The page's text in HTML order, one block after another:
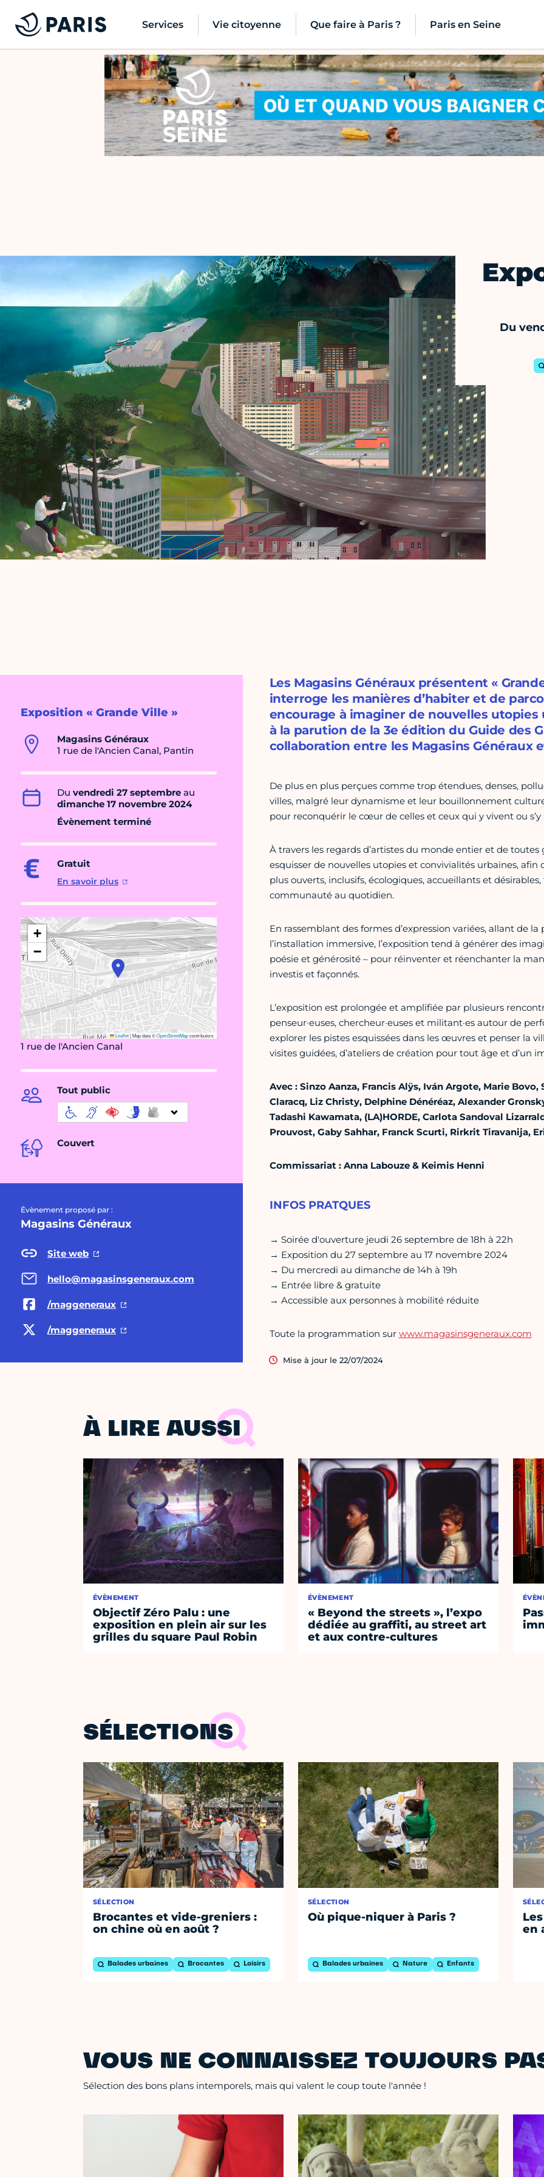
Services Vie citoyenne Que faire à Paris ? Paris en Seine
Du
Exposition « Grande Ville »
Magasins Généraux
1 rue de l'Ancien Canal, Pantin
Du vendredi 27 septembre au
dimanche 17 novembre 2024
Évènement terminé
Gratuit
En savoir plus
+
−
Leaflet|Map data ©OpenStreetMapcontributors
1 rue de l'Ancien Canal
Tout public
Couvert
Évènement proposé par :
Magasins Généraux
Site web
hello@magasinsgeneraux.com
/maggeneraux
/maggeneraux
Les Magasins Généraux présentent «
interroge les manières d’habiter et de
encourage à imaginer de nouvelles
à la parution de la 3e édition du Guide des
collaboration entre les Magasins Généraux
De plus en plus perçues comme trop étendues, denses,
villes, malgré leur dynamisme et leur bouillonnement
pour reconquérir le cœur de celles et ceux qui y vivent ou
À travers les regards d’artistes du monde entier et de toutes
esquisser de nouvelles utopies et convivialités urbaines, afin
plus ouverts, inclusifs, écologiques, accueillants et
communauté au quotidien.
En rassemblant des formes d’expression variées, allant de
l’installation immersive, l’exposition tend à générer des
poésie et générosité – pour réinventer et réenchanter la
investis et façonnés.
L’exposition est prolongée et amplifiée par plusieurs
penseur·euses, chercheur·euses et militant·es autour de
explorer les pistes esquissées dans les œuvres et penser la
visites guidées, d’ateliers de création pour tout âge et
Avec : Sinzo Aanza, Francis Alÿs, Iván Argote, Marie
Claracq, Liz Christy, Delphine Dénéréaz, Alexander
Tadashi Kawamata, (LA)HORDE, Carlota Sandoval
Prouvost, Gaby Sahhar, Franck Scurti, Rirkrit Tiravanija,
Commissariat : Anna Labouze & Keimis Henni
INFOS PRATQUES
→ Soirée d'ouverture jeudi 26 septembre de 18h à 22h
→ Exposition du 27 septembre au 17 novembre 2024
→ Du mercredi au dimanche de 14h à 19h
→ Entrée libre & gratuite
→ Accessible aux personnes à mobilité réduite
Toute la programmation sur www.magasinsgeneraux.com
Mise à jour le 22/07/2024
À LIRE AUSSI
ÉVÈNEMENT
Objectif Zéro Palu : une
exposition en plein air sur les
grilles du square Paul Robin
ÉVÈNEMENT
« Beyond the streets », l’expo
dédiée au graffiti, au street art
et aux contre-cultures
SÉLECTIONS
SÉLECTION
Brocantes et vide-greniers :
on chine où en août ?
Balades urbaines Brocantes Loisirs
SÉLECTION
Où pique-niquer à Paris ?
Balades urbaines Nature Enfants
en
VOUS NE CONNAISSEZ TOUJOURS
Sélection des bons plans intemporels, mais qui valent le coup toute l'année !